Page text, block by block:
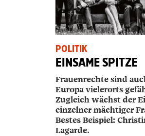
POLITIK
EINSAME SPITZE
Frauenrechte sind
Europa vielerorts
Zugleich wächst der
einzelner mächtiger
Bestes Beispiel:
Lagarde.